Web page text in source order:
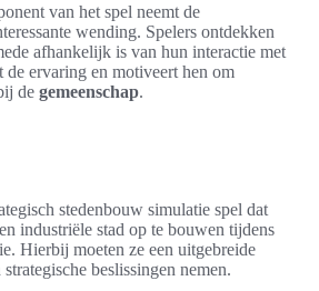
van het spel neemt de
wending. Spelers ontdekken
afhankelijk is van hun interactie met
de ervaring en motiveert hen om
de gemeenschap.
stedenbouw simulatie spel dat
industriële stad op te bouwen tijdens
Hierbij moeten ze een uitgebreide
beslissingen nemen.